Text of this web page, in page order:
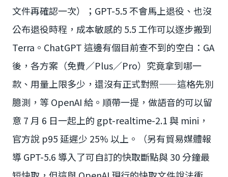
文件再確認一次）；GPT-5.5 不會馬上退役、也沒
公布退役時程，成本敏感的 5.5 工作可以逐步搬到
Terra。ChatGPT 這邊有個目前查不到的空白：GA
後，各方案（免費／Plus／Pro）究竟拿到哪一
款、用量上限多少，還沒有正式對照——這格先別
臆測，等 OpenAI 給。順帶一提，做語音的可以留
意 7 月 6 日一起上的 gpt-realtime-2.1 與 mini，
官方說 p95 延遲少 25% 以上。（另有貿易媒體報
導 GPT-5.6 導入了可自訂的快取斷點與 30 分鐘最